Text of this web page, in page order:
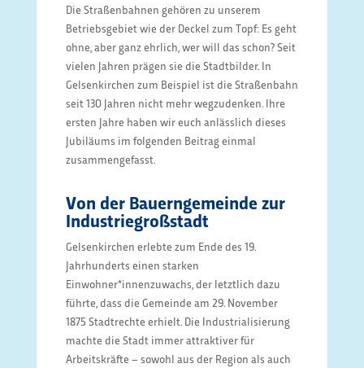
Die Straßenbahnen gehören zu unserem
Betriebsgebiet wie der Deckel zum Topf: Es geht
ohne, aber ganz ehrlich, wer will das schon? Seit
vielen Jahren prägen sie die Stadtbilder. In
Gelsenkirchen zum Beispiel ist die Straßenbahn
seit 130 Jahren nicht mehr wegzudenken. Ihre
ersten Jahre haben wir euch anlässlich dieses
Jubiläums im folgenden Beitrag einmal
zusammengefasst.
Von der Bauerngemeinde zur
Industriegroßstadt
Gelsenkirchen erlebte zum Ende des 19.
Jahrhunderts einen starken
Einwohner*innenzuwachs, der letztlich dazu
führte, dass die Gemeinde am 29. November
1875 Stadtrechte erhielt. Die Industrialisierung
machte die Stadt immer attraktiver für
Arbeitskräfte – sowohl aus der Region als auch